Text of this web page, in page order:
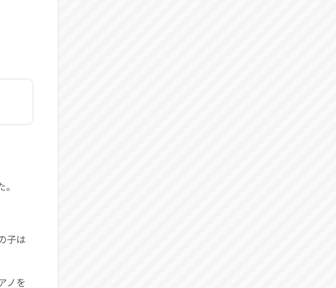
子は
ノを